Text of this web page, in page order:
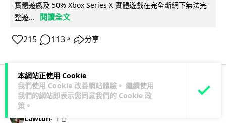
本網站正使用 Cookie
我們使用 Cookie 改善網站體驗。 繼續使用
我們的網站即表示您同意我們的 Cookie 政
策 。
實體遊戲及 50% Xbox Series X 實體遊戲在完全斷網下無法完
整遊...
閱讀全文
215 113 ↗ 分享
人工智能
Lawton 1 日